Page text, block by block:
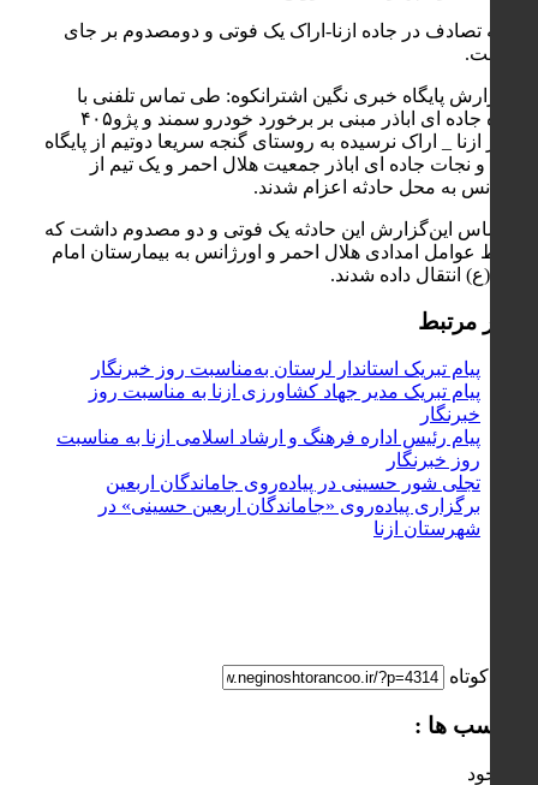
حادثه تصادف در جاده ازنا-اراک یک فوتی و دو‌مصدوم بر جای
گذاشت.
به گزارش پایگاه خبری نگین اشترانکوه: طی تماس تلفنی با
پایگاه جاده ای اباذر مبنی بر برخورد خودرو سمند و پژو۴۰۵
محور ازنا _ اراک نرسیده به روستای گنجه سریعا دوتیم از پایگاه
امداد و نجات جاده ای اباذر جمعیت هلال احمر و یک تیم از
اورژانس به محل حادثه اعزام شدند.
بر اساس این‌گزارش این حادثه یک فوتی و دو مصدوم داشت که
توسط عوامل امدادی هلال احمر و اورژانس به بیمارستان امام
علی (ع) انتقال داده شدند.
اخبار مرتبط
پیام تبریک استاندار لرستان به‌مناسبت روز خبرنگار
پیام تبریک مدیر جهاد کشاورزی ازنا به مناسبت روز
خبرنگار
پیام رئیس اداره فرهنگ و ارشاد اسلامی ازنا به مناسبت
روز خبرنگار
تجلی شور حسینی در پیاده‌روی جاماندگان اربعین
برگزاری پیاده‌روی «جاماندگان اربعین حسینی» در
شهرستان ازنا
لینک کوتاه
برچسب ها :
ناموجود